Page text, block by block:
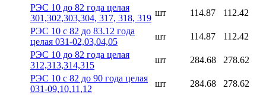
РЭС 10 до 82 года целая
301,302,303,304, 317, 318, 319
шт 114.87
112.42
РЭС 10 с 82 до 83.12 года
целая 031-02,03,04,05
шт 114.87
112.42
РЭС 10 до 82 года целая
312,313,314,315
шт 284.68
278.62
РЭС 10 с 82 до 90 года целая
031-09,10,11,12
шт 284.68
278.62